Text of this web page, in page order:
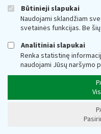
Būtinieji slapukai
Naudojami sklandžiam
svetainės funkcijas. Be
Analitiniai slapukai
Renka statistinę
naudojami Jūsų naršymo